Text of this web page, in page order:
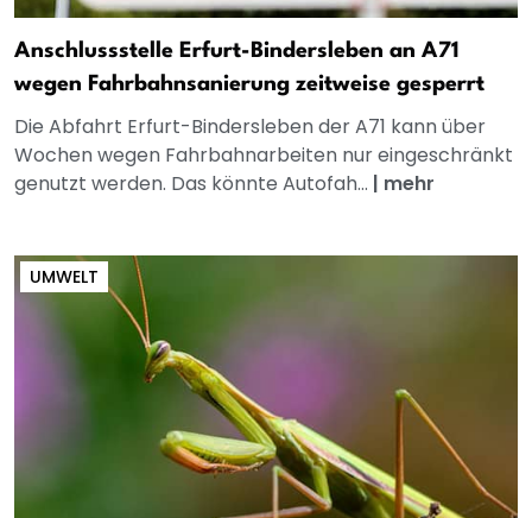
Anschlussstelle Erfurt-Bindersleben an A71
wegen Fahrbahnsanierung zeitweise gesperrt
Die Abfahrt Erfurt-Bindersleben der A71 kann über
Wochen wegen Fahrbahnarbeiten nur eingeschränkt
genutzt werden. Das könnte Autofah... | mehr
UMWELT